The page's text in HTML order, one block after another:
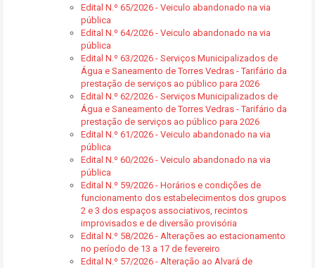
Edital N.º 65/2026 - Veiculo abandonado na via
pública
Edital N.º 64/2026 - Veiculo abandonado na via
pública
Edital N.º 63/2026 - Serviços Municipalizados de
Água e Saneamento de Torres Vedras - Tarifário da
prestação de serviços ao público para 2026
Edital N.º 62/2026 - Serviços Municipalizados de
Água e Saneamento de Torres Vedras - Tarifário da
prestação de serviços ao público para 2026
Edital N.º 61/2026 - Veiculo abandonado na via
pública
Edital N.º 60/2026 - Veiculo abandonado na via
pública
Edital N.º 59/2026 - Horários e condições de
funcionamento dos estabelecimentos dos grupos
2 e 3 dos espaços associativos, recintos
improvisados e de diversão provisória
Edital N.º 58/2026 - Alterações ao estacionamento
no período de 13 a 17 de fevereiro
Edital N.º 57/2026 - Alteração ao Alvará de